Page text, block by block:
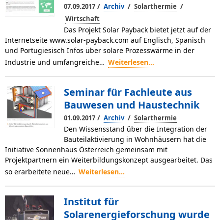
07.09.2017 / Archiv / Solarthermie /
Wirtschaft
Das Projekt Solar Payback bietet jetzt auf der
Internetseite www.solar-payback.com auf Englisch, Spanisch
und Portugiesisch Infos über solare Prozesswärme in der
Industrie und umfangreiche… Weiterlesen...
Seminar für Fachleute aus
Bauwesen und Haustechnik
01.09.2017 / Archiv / Solarthermie
Den Wissensstand über die Integration der
Bauteilaktivierung in Wohnhäusern hat die
Initiative Sonnenhaus Österreich gemeinsam mit
Projektpartnern ein Weiterbildungskonzept ausgearbeitet. Das
so erarbeitete neue… Weiterlesen...
Institut für
Solarenergieforschung wurde